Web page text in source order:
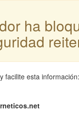
ha
facilite esta información: